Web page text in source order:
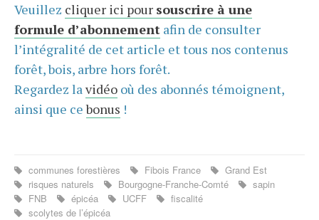
Veuillez cliquer ici pour souscrire à une
formule d’abonnement afin de consulter
l’intégralité de cet article et tous nos contenus
forêt, bois, arbre hors forêt.
Regardez lavidéo où des abonnés témoignent,
ainsi que cebonus !
communes forestières Fibois France
Grand Est
risques naturels
Bourgogne-Franche-Comté
sapin
FNB
épicéa UCFF
fiscalité
scolytes de l’épicéa